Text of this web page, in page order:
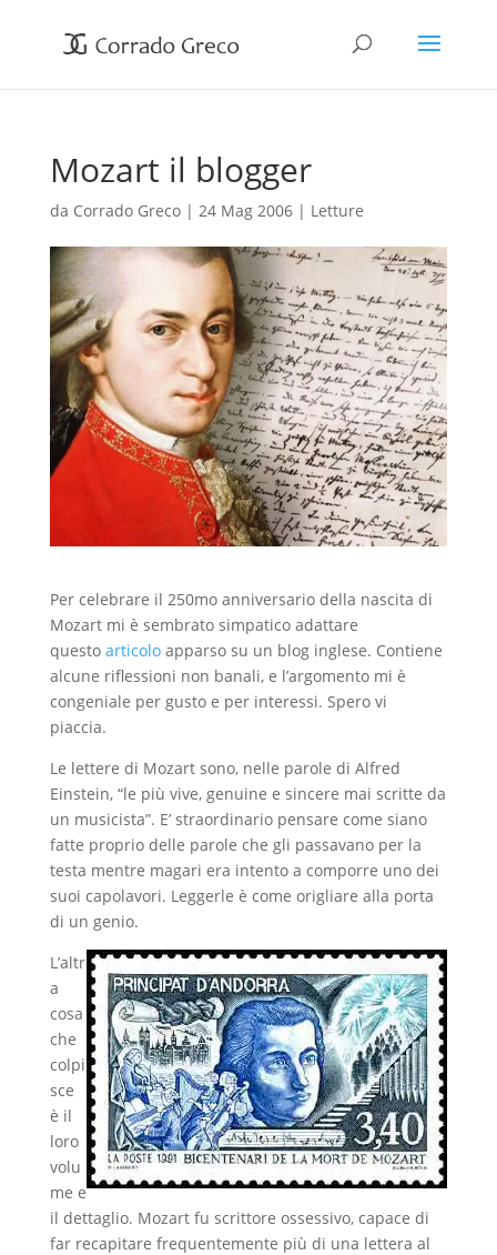
Mozart il blogger
da Corrado Greco| 24 Mag 2006| Letture
Per celebrare il 250mo anniversario della nascita di
Mozart mi è sembrato simpatico adattare
questo articoloapparso su un blog inglese. Contiene
alcune riflessioni non banali, e l’argomento mi è
congeniale per gusto e per interessi. Spero vi
piaccia.
Le lettere di Mozart sono, nelle parole di Alfred
Einstein, “le più vive, genuine e sincere mai scritte da
un musicista”. E’ straordinario pensare come siano
fatte proprio delle parole che gli passavano per la
testa mentre magari era intento a comporre uno dei
suoi capolavori. Leggerle è come origliare alla porta
di un genio.
L’altr
a
cosa
che
colpi
sce
è il
loro
volu
me e
il dettaglio. Mozart fu scrittore ossessivo, capace di
far recapitare frequentemente più di una lettera al